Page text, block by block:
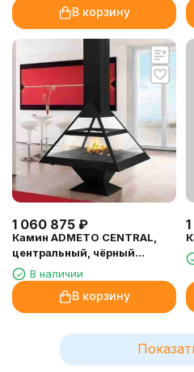
В корзину
1 060 875 ₽
Камин ADMETO CENTRAL,
центральный, чёрный
(Traforart)
В наличии
В корзину